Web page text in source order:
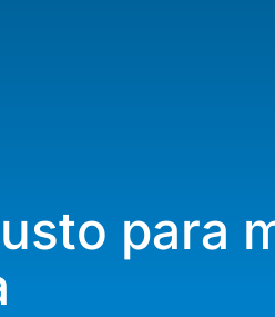
para